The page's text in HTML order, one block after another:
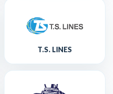
T.S. LINES